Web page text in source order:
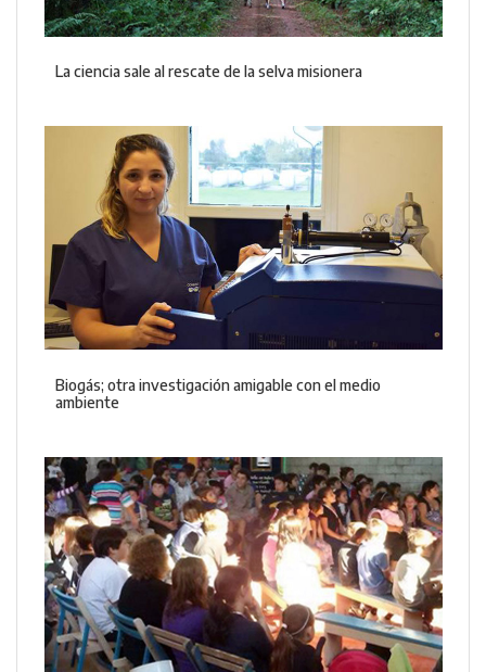
La ciencia sale al rescate de la selva misionera
Biogás; otra investigación amigable con el medio
ambiente